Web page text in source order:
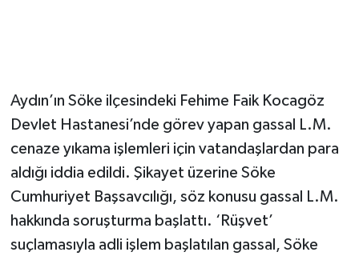
Aydın’ın Söke ilçesindeki Fehime Faik Kocagöz
Devlet Hastanesi’nde görev yapan gassal L.M.
cenaze yıkama işlemleri için vatandaşlardan para
aldığı iddia edildi. Şikayet üzerine Söke
Cumhuriyet Başsavcılığı, söz konusu gassal L.M.
hakkında soruşturma başlattı. ‘Rüşvet’
suçlamasıyla adli işlem başlatılan gassal, Söke